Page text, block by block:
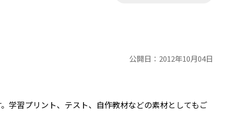
公開日： 2012年10月04日
学習プリント、テスト、自作教材などの素材としてもご